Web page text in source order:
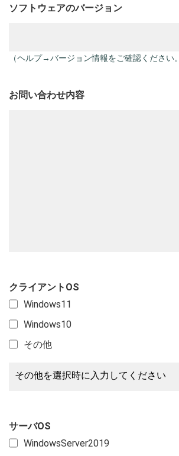
ソフトウェアのバージョン
（ヘルプ→バージョン情報をご確認ください
お問い合わせ内容
クライアントOS
Windows11
Windows10
その他
サーバOS
WindowsServer2019